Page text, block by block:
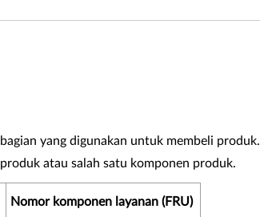
yang digunakan untuk membeli produk.
atau salah satu komponen produk.
Nomor komponen layanan (FRU)